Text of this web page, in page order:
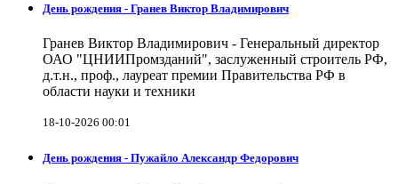
День рождения - Гранев Виктор Владимирович
Гранев Виктор Владимирович - Генеральный директор
ОАО "ЦНИИПромзданий", заслуженный строитель РФ,
д.т.н., проф., лауреат премии Правительства РФ в
области науки и техники
18-10-2026 00:01
День рождения - Пужайло Александр Федорович